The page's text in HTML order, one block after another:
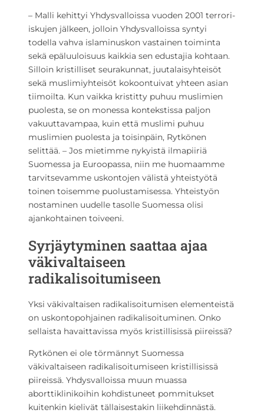
– Malli kehittyi Yhdysvalloissa vuoden 2001 terrori-
iskujen jälkeen, jolloin Yhdysvalloissa syntyi
todella vahva islaminuskon vastainen toiminta
sekä epäluuloisuus kaikkia sen edustajia kohtaan.
Silloin kristilliset seurakunnat, juutalaisyhteisöt
sekä muslimiyhteisöt kokoontuivat yhteen asian
tiimoilta. Kun vaikka kristitty puhuu muslimien
puolesta, se on monessa kontekstissa paljon
vakuuttavampaa, kuin että muslimi puhuu
muslimien puolesta ja toisinpäin, Rytkönen
selittää. – Jos mietimme nykyistä ilmapiiriä
Suomessa ja Euroopassa, niin me huomaamme
tarvitsevamme uskontojen välistä yhteistyötä
toinen toisemme puolustamisessa. Yhteistyön
nostaminen uudelle tasolle Suomessa olisi
ajankohtainen toiveeni.
Syrjäytyminen saattaa ajaa
väkivaltaiseen
radikalisoitumiseen
Yksi väkivaltaisen radikalisoitumisen elementeistä
on uskontopohjainen radikalisoituminen. Onko
sellaista havaittavissa myös kristillisissä piireissä?
Rytkönen ei ole törmännyt Suomessa
väkivaltaiseen radikalisoitumiseen kristillisissä
piireissä. Yhdysvalloissa muun muassa
aborttiklinikoihin kohdistuneet pommitukset
kuitenkin kielivät tällaisestakin liikehdinnästä.